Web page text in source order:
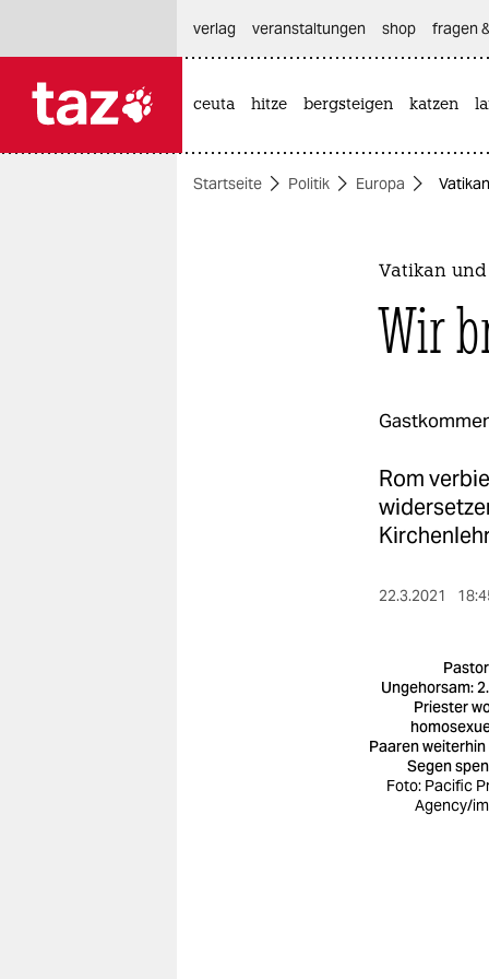
themen
verlag
veranstaltungen shop fragen
ceuta hitze bergsteigen katzen
Startseite Politik Europa
Vatikan und
Wir
Rom
22.3.2021
Ungehorsam:
Priester
Paaren weiterhin
Segen
Foto: Pacific
Agency/